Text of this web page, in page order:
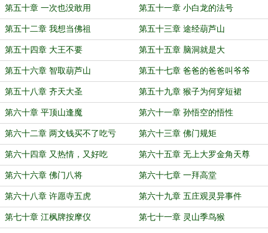
第五十章 一次也没敢用 第五十一章 小白龙的法号
第五十二章 我想当佛祖 第五十三章 途经葫芦山
第五十四章 大王不要 第五十五章 脑洞就是大
第五十六章 智取葫芦山 第五十七章 爸爸的爸爸叫爷爷
第五十八章 齐天大圣 第五十九章 猴子为何穿短裙
第六十章 平顶山逢魔 第六十一章 孙悟空的悟性
第六十二章 两文钱买不了吃亏 第六十三章 佛门规矩
第六十四章 又热情，又好吃 第六十五章 无上大罗金角天尊
第六十六章 佛门八将 第六十七章 一拜高堂
第六十八章 许愿寺五虎 第六十九章 五庄观灵异事件
第七十章 江枫牌按摩仪 第七十一章 灵山季鸟猴